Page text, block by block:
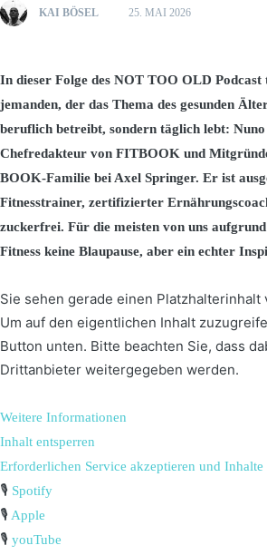
KAI BÖSEL 25. MAI 2026
In dieser Folge des NOT TOO OLD
jemanden, der das Thema des gesunden
beruflich betreibt, sondern täglich lebt:
Chefredakteur von FITBOOK und
BOOK-Familie bei Axel Springer. Er ist
Fitnesstrainer, zertifizierter
zuckerfrei. Für die meisten von uns
Fitness keine Blaupause, aber ein echter
Sie sehen gerade einen Platzhalterinhalt
Um auf den eigentlichen Inhalt
Button unten. Bitte beachten Sie, dass
Drittanbieter weitergegeben werden.
Weitere Informationen
Inhalt entsperren
Erforderlichen Service akzeptieren und Inhalte
🎙️ Spotify
🎙️Apple
🎙️ youTube